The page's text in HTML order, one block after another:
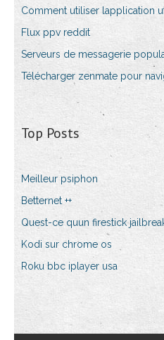
Comment utiliser lapplication
Flux ppv reddit
Serveurs de messagerie
Télécharger zenmate pour
Top Posts
Meilleur psiphon
Betternet ++
Quest-ce quun firestick
Kodi sur chrome os
Roku bbc iplayer usa